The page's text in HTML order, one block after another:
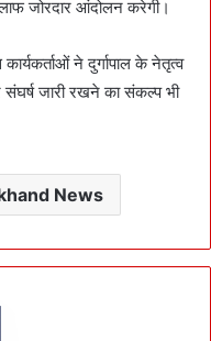
जोरदार आंदोलन करेगी।
ने दुर्गापाल के नेतृत्व
संघर्ष जारी रखने का संकल्प भी
News